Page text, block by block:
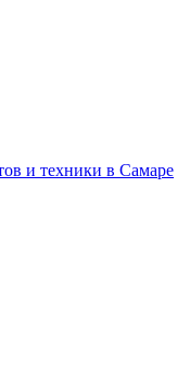
и техники в Самаре